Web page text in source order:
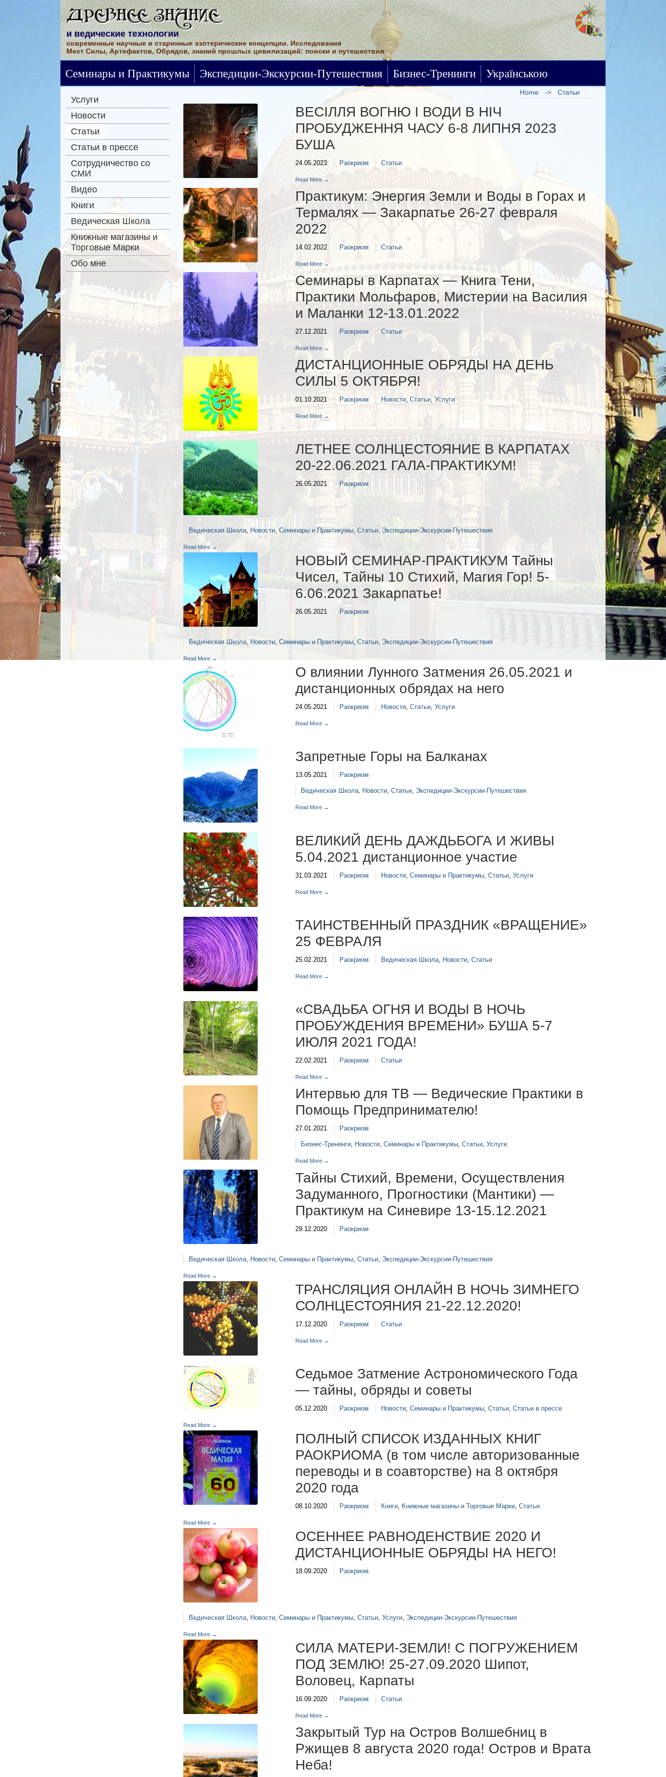
ДРЕВНЕЕ ЗНАНИЕ
и ведические технологии
современные научные и старинные эзотерические концепции. Исследования
Мест Силы, Артефактов, Обрядов, знаний прошлых цивилизаций: поиски и путешествия
Семинары и Практикумы Экспедиции-Экскурсии-Путешествия Бизнес-Тренинги Українською
Услуги
Новости
Статьи
Статьи в прессе
Сотрудничество со
СМИ
Видео
Книги
Ведическая Школа
Книжные магазины и
Торговые Марки
Обо мне
Статьи
Home Статьи
ВЕСІЛЛЯ ВОГНЮ І ВОДИ В НІЧ
ПРОБУДЖЕННЯ ЧАСУ 6-8 ЛИПНЯ 2023
БУША
24.05.2023 Раокриом Статьи
Read More →
Практикум: Энергия Земли и Воды в Горах и
Термалях — Закарпатье 26-27 февраля
2022
14.02.2022 Раокриом Статьи
Read More →
Семинары в Карпатах — Книга Тени,
Практики Мольфаров, Мистерии на Василия
и Маланки 12-13.01.2022
27.12.2021 Раокриом Статьи
Read More →
ДИСТАНЦИОННЫЕ ОБРЯДЫ НА ДЕНЬ
СИЛЫ 5 ОКТЯБРЯ!
01.10.2021 Раокриом Новости,Статьи,Услуги
Read More →
ЛЕТНЕЕ СОЛНЦЕСТОЯНИЕ В КАРПАТАХ
20-22.06.2021 ГАЛА-ПРАКТИКУМ!
26.05.2021 Раокриом
Ведическая Школа, Новости, Семинары и Практикумы, Статьи, Экспедиции-Экскурсии-Путешествия
Read More →
НОВЫЙ СЕМИНАР-ПРАКТИКУМ Тайны
Чисел, Тайны 10 Стихий, Магия Гор! 5-
6.06.2021 Закарпатье!
26.05.2021 Раокриом
Ведическая Школа, Новости, Семинары и Практикумы, Статьи, Экспедиции-Экскурсии-Путешествия
Read More →
О влиянии Лунного Затмения 26.05.2021 и
дистанционных обрядах на него
24.05.2021 Раокриом Новости,Статьи,Услуги
Read More →
Запретные Горы на Балканах
13.05.2021 Раокриом
Ведическая Школа, Новости,Статьи, Экспедиции-Экскурсии-Путешествия
Read More →
ВЕЛИКИЙ ДЕНЬ ДАЖДЬБОГА И ЖИВЫ
5.04.2021 дистанционное участие
31.03.2021 Раокриом Новости,Семинары и Практикумы,Статьи,Услуги
Read More →
ТАИНСТВЕННЫЙ ПРАЗДНИК «ВРАЩЕНИЕ»
25 ФЕВРАЛЯ
25.02.2021 Раокриом Ведическая Школа, Новости,Статьи
Read More →
«СВАДЬБА ОГНЯ И ВОДЫ В НОЧЬ
ПРОБУЖДЕНИЯ ВРЕМЕНИ» БУША 5-7
ИЮЛЯ 2021 ГОДА!
22.02.2021 Раокриом Статьи
Read More →
Интервью для ТВ — Ведические Практики в
Помощь Предпринимателю!
27.01.2021 Раокриом
Бизнес-Тренинги, Новости,Семинары и Практикумы,Статьи,Услуги
Read More →
Тайны Стихий, Времени, Осуществления
Задуманного, Прогностики (Мантики) —
Практикум на Синевире 13-15.12.2021
29.12.2020 Раокриом
Ведическая Школа, Новости, Семинары и Практикумы, Статьи, Экспедиции-Экскурсии-Путешествия
Read More →
ТРАНСЛЯЦИЯ ОНЛАЙН В НОЧЬ ЗИМНЕГО
СОЛНЦЕСТОЯНИЯ 21-22.12.2020!
17.12.2020 Раокриом Статьи
Read More →
Седьмое Затмение Астрономического Года
— тайны, обряды и советы
05.12.2020 Раокриом Новости,Семинары и Практикумы,Статьи,Статьи в прессе
Read More →
ПОЛНЫЙ СПИСОК ИЗДАННЫХ КНИГ
РАОКРИОМА (в том числе авторизованные
переводы и в соавторстве) на 8 октября
2020 года
08.10.2020 Раокриом Книги, Книжные магазины и Торговые Марки,Статьи
Read More →
ОСЕННЕЕ РАВНОДЕНСТВИЕ 2020 И
ДИСТАНЦИОННЫЕ ОБРЯДЫ НА НЕГО!
18.09.2020 Раокриом
Ведическая Школа, Новости, Семинары и Практикумы, Статьи, Услуги, Экспедиции-Экскурсии-Путешествия
Read More →
СИЛА МАТЕРИ-ЗЕМЛИ! С ПОГРУЖЕНИЕМ
ПОД ЗЕМЛЮ! 25-27.09.2020 Шипот,
Воловец, Карпаты
16.09.2020 Раокриом Статьи
Read More →
Закрытый Тур на Остров Волшебниц в
Ржищев 8 августа 2020 года! Остров и Врата
Неба!